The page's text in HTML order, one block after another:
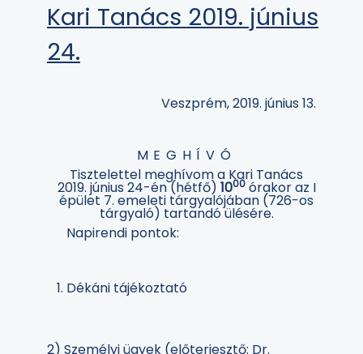
Kari Tanács 2019. június
24.
Veszprém, 2019. június 13.
MEGHÍVÓ
Tisztelettel meghívom a Kari Tanács
2019. június 24-én (hétfő) 1000órakor az I
épület 7. emeleti tárgyalójában (726-os
tárgyaló) tartandó ülésére.
Napirendi pontok:
Dékáni tájékoztató
2) Személyi ügyek (előterjesztő: Dr.